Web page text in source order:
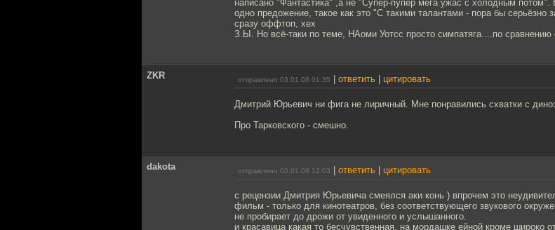
написано "Фантастика" ,а не "Супер-пупер мега ужас с холодным потом".
одно предожение, такое как это "С такими талантами - пора бы серьёзно
сразу оффтоп, хех
З.Ы. Но всё-таки по теме, НАоми Уотсс просто симпатяга....по сравнению
ZKR отправлено 03.01.08 01:35 ответить цитировать
Дмитрий Юрьевич ни фига не лиричный. Мне понравились схватки с
Про Тарковского - смешно.
dakota отправлено 03.01.08 12:03 ответить цитировать
с рецензии Дмитрия Юрьевича смеялся аки конь ) впрочем это
фильм - только для кинотеатров, без соответствующего звукового
не пробирает до дрожи от увиденного и услышанного.
и красавица какая то бесчувственная, на мордашке ейной кроме широко